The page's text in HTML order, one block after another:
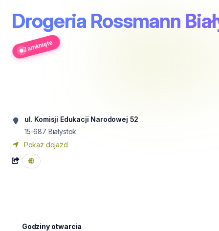
Drogeria Rossmann
Zamknięte
ul. Komisji Edukacji Narodowej 52
15-687 Białystok
Pokaż dojazd
Godziny otwarcia